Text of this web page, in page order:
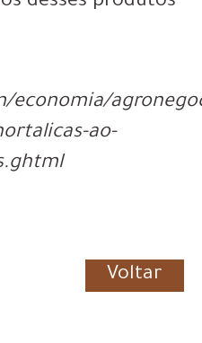
economia/
ao-
Voltar